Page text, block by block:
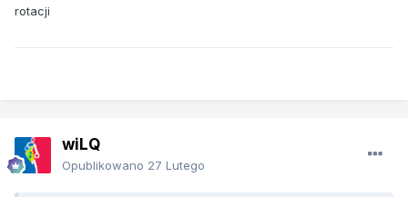
rotacji
wiLQ
Opublikowano 27 Lutego